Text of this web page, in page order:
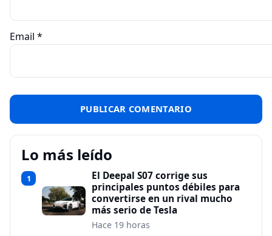
Email *
Lo más leído
1
El Deepal S07 corrige sus
principales puntos débiles para
convertirse en un rival mucho
más serio de Tesla
Hace 19 horas